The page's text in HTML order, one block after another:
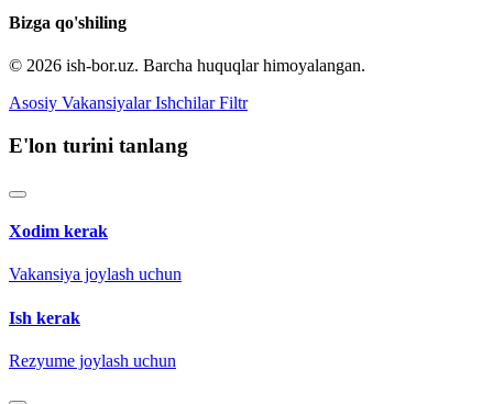
Bizga qo'shiling
© 2026 ish-bor.uz. Barcha huquqlar himoyalangan.
Asosiy Vakansiyalar Ishchilar Filtr
E'lon turini tanlang
Xodim kerak
Vakansiya joylash uchun
Ish kerak
Rezyume joylash uchun